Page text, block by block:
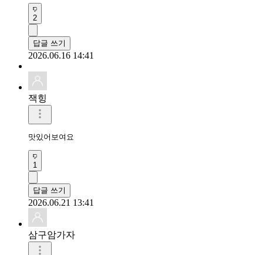
2
답글 쓰기
2026.06.16 14:41
잭힝
맛있어보여요
1
답글 쓰기
2026.06.21 13:41
삼구암가자